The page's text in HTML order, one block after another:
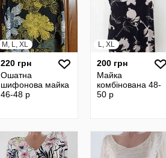
M, L, XL
220 грн
Ошатна
шифонова майка
46-48 р
L, XL
200 грн
Майка
комбінована 48-
50 р